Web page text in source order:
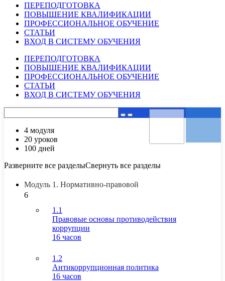
ПЕРЕПОДГОТОВКА
ПОВЫШЕНИЕ КВАЛИФИКАЦИИ
ПРОФЕССИОНАЛЬНОЕ ОБУЧЕНИЕ
СТАТЬИ
ВХОД В СИСТЕМУ ОБУЧЕНИЯ
ПЕРЕПОДГОТОВКА
ПОВЫШЕНИЕ КВАЛИФИКАЦИИ
ПРОФЕССИОНАЛЬНОЕ ОБУЧЕНИЕ
СТАТЬИ
ВХОД В СИСТЕМУ ОБУЧЕНИЯ
4 модуля
20 уроков
100 дней
Разверните все разделыСвернуть все разделы
Модуль 1. Нормативно-правовой
6
1.1
Правовые основы противодействия
коррупции
16 часов
1.2
Антикоррупционная политика
16 часов